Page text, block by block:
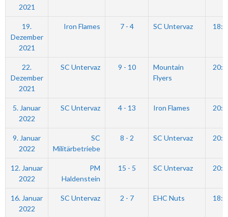
2021
19.
Dezember
2021
Iron Flames 7 - 4 SC Untervaz
22.
Dezember
2021
SC Untervaz 9 - 10
Mountain
Flyers
5. Januar
2022
SC Untervaz 4 - 13 Iron Flames
9. Januar
2022
SC
Militärbetriebe
8 - 2 SC Untervaz
12. Januar
2022
PM
Haldenstein
15 - 5 SC Untervaz
16. Januar
2022
SC Untervaz 2 - 7 EHC Nuts